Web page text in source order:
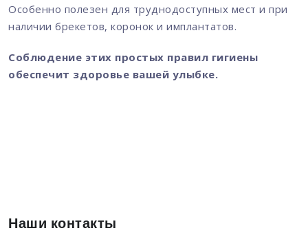
Особенно полезен для труднодоступных мест и при
наличии брекетов, коронок и имплантатов.
Соблюдение этих простых правил гигиены
обеспечит здоровье вашей улыбке.
Наши контакты